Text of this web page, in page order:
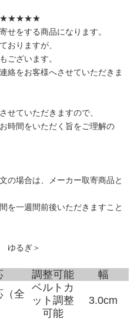
★★★★★
せをする商品になります。
おりますが、
ございます。
絡をお客様へさせていただきま
せていただきますので、
時間をいただく旨をご理解の
の場合は、メーカー取寄商品と
を一週間前後いただきますこと
ゆるぎ＞
調整可能 幅
（全
ベルトカ
ット調整
可能
3.0cm